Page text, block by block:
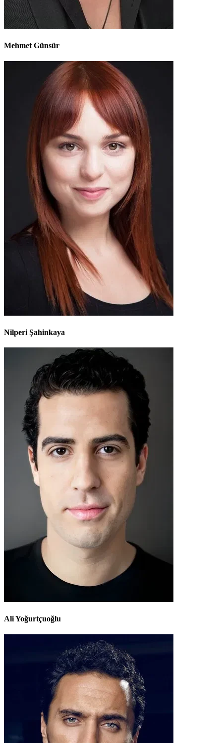
Mehmet Günsür
Nilperi Şahinkaya
Ali Yoğurtçuoğlu